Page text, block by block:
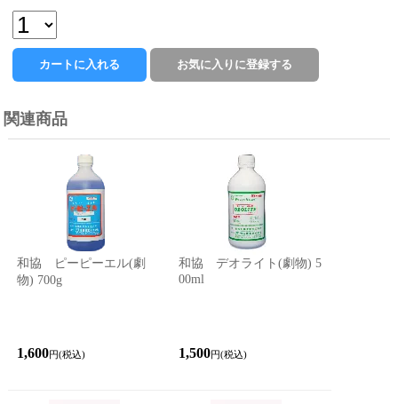
関連商品
和協 ピーピーエル(劇
物) 700g
1,600円(税込)
和協 デオライト(劇物) 5
00ml
1,500円(税込)